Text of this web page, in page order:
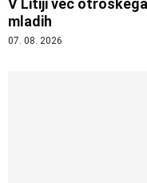
V Litiji več
mladih
07. 08. 2026